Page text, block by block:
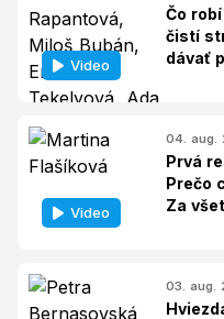
Video
Čo
čistí
dávať
Video
04. aug.
Prvá
Prečo
Za
03. aug.